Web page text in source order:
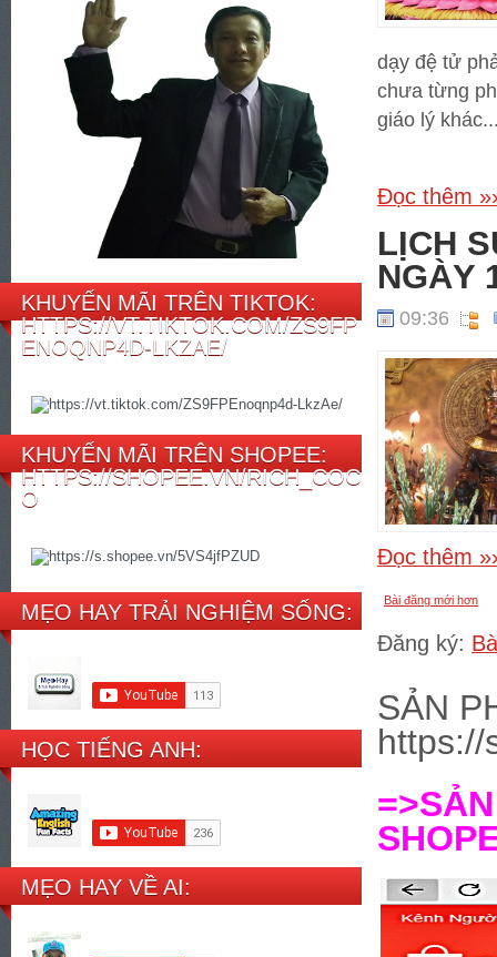
KHUYẾN MÃI TRÊN TIKTOK:
HTTPS://VT.TIKTOK.COM/ZS9FP
ENOQNP4D-LKZAE/
KHUYẾN MÃI TRÊN SHOPEE:
HTTPS://SHOPEE.VN/RICH_COC
O
MẸO HAY TRẢI NGHIỆM SỐNG:
HỌC TIẾNG ANH:
MẸO HAY VỀ AI:
dạy đệ tử
chưa từng
giáo lý
Đọc thêm
LỊCH
NGÀY
09:36
Đọc thêm
Bài đăng mới hơn
Đăng ký:
SẢN
https://